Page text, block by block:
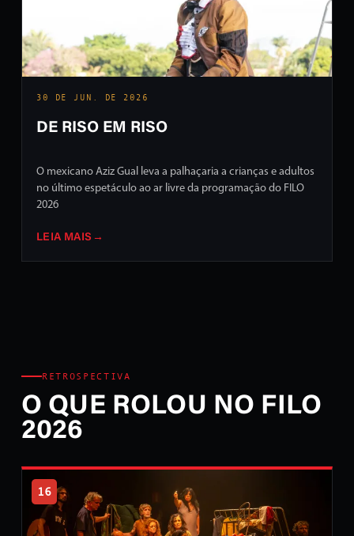
30 DE JUN. DE 2026
DE RISO EM RISO
O mexicano Aziz Gual leva a palhaçaria a crianças e adultos
no último espetáculo ao ar livre da programação do FILO
2026
LEIA MAIS →
RETROSPECTIVA
O QUE ROLOU NO FILO
2026
16